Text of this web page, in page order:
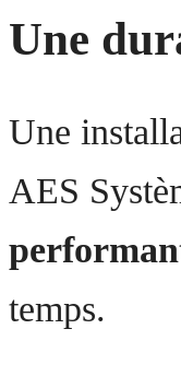
Une
Une
AES
temps.